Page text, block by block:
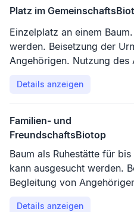
Platz im
Einzelplatz an einem
werden. Beisetzung der
Angehörigen. Nutzung des
Details anzeigen
Familien- und
FreundschaftsBiotop
Baum als Ruhestätte für
kann ausgesucht werden.
Begleitung von
Details anzeigen